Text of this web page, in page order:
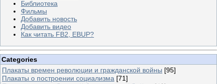
Библиотека
Фильмы
Добавить новость
Добавить видео
Как читать FB2, EBUP?
Categories
Плакаты времен революции и гражданской войны [95]
Плакаты о построении социализма [71]